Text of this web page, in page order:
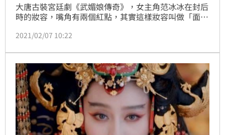
大唐古裝宮廷劇《武媚娘傳奇》，女主角范冰冰在封后
時的妝容，嘴角有兩個紅點，其實這樣妝容叫做「面
用，就是方便皇帝。只要看到嬪妃臉上有著面厴，皇上
2021/02/07 10:22